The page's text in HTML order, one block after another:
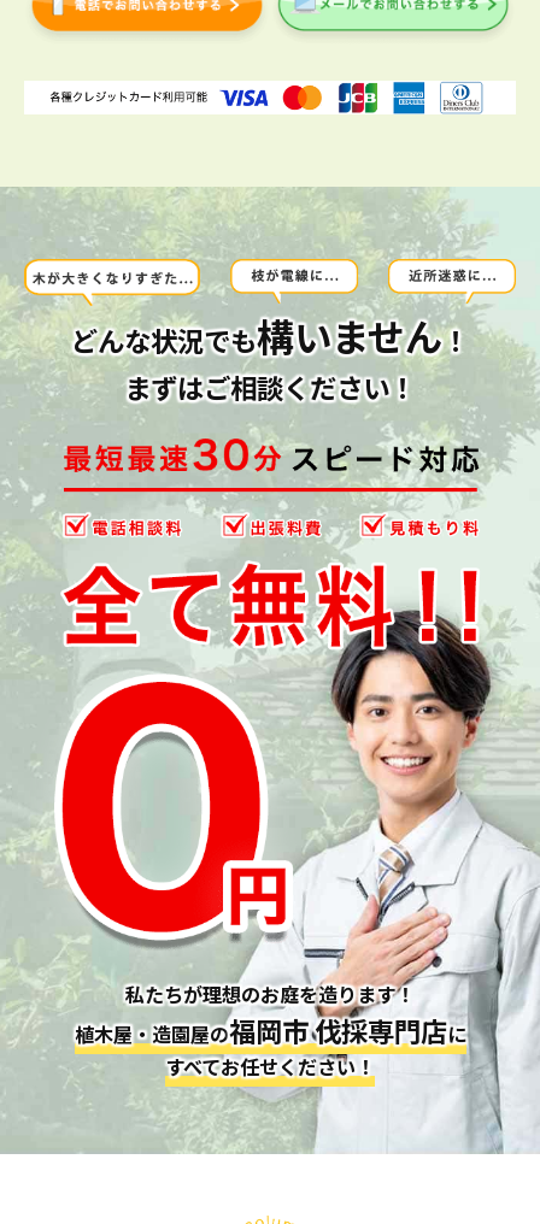
どんな状況でも構いません！
まずはご相談ください！
私たちが理想のお庭を造ります！
植木屋・造園屋の福岡市 伐採専門店に
すべてお任せください！